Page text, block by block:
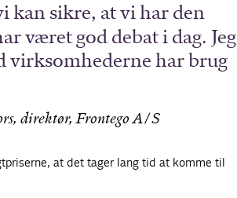
kan sikre, at vi har den
været god debat i dag. Jeg
virksomhederne har brug
direktør, Frontego A/S
at det tager lang tid at komme til